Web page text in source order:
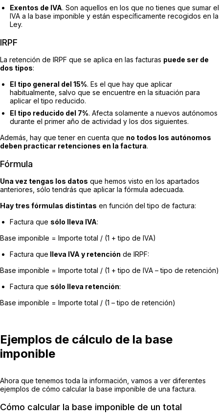
Exentos de IVA. Son aquellos en los que no tienes que sumar el
IVA a la base imponible y están específicamente recogidos en la
Ley.
IRPF
La retención de IRPF que se aplica en las facturas puede ser de
dos tipos:
El tipo general del 15%. Es el que hay que aplicar
habitualmente, salvo que se encuentre en la situación para
aplicar el tipo reducido.
El tipo reducido del 7%. Afecta solamente a nuevos autónomos
durante el primer año de actividad y los dos siguientes.
Además, hay que tener en cuenta que no todos los autónomos
deben practicar retenciones en la factura.
Fórmula
Una vez tengas los datos que hemos visto en los apartados
anteriores, sólo tendrás que aplicar la fórmula adecuada.
Hay tres fórmulas distintas en función del tipo de factura:
Factura que sólo lleva IVA:
Base imponible = Importe total / (1 + tipo de IVA)
Factura que lleva IVA y retención de IRPF:
Base imponible = Importe total / (1 + tipo de IVA – tipo de retención)
Factura que sólo lleva retención:
Base imponible = Importe total / (1 – tipo de retención)
Ejemplos de cálculo de la base
imponible
Ahora que tenemos toda la información, vamos a ver diferentes
ejemplos de cómo calcular la base imponible de una factura.
Cómo calcular la base imponible de un total